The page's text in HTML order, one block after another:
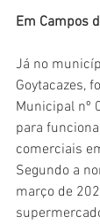
Em Campos
Já no
Goytacazes,
Municipal nº
para
comerciais
Segundo a
março de